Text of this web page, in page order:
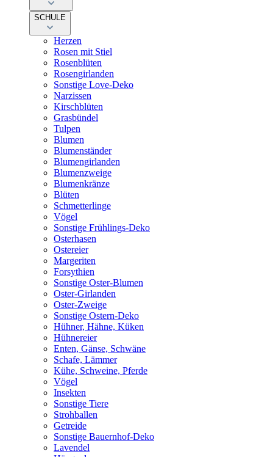
SCHULE
Herzen
Rosen mit Stiel
Rosenblüten
Rosengirlanden
Sonstige Love-Deko
Narzissen
Kirschblüten
Grasbündel
Tulpen
Blumen
Blumenständer
Blumengirlanden
Blumenzweige
Blumenkränze
Blüten
Schmetterlinge
Vögel
Sonstige Frühlings-Deko
Osterhasen
Ostereier
Margeriten
Forsythien
Sonstige Oster-Blumen
Oster-Girlanden
Oster-Zweige
Sonstige Ostern-Deko
Hühner, Hähne, Küken
Hühnereier
Enten, Gänse, Schwäne
Schafe, Lämmer
Kühe, Schweine, Pferde
Vögel
Insekten
Sonstige Tiere
Strohballen
Getreide
Sonstige Bauernhof-Deko
Lavendel